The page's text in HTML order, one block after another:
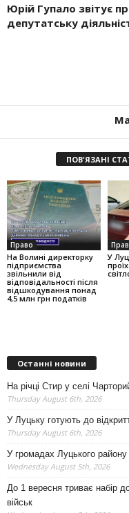
Юрій Гупало звітує
депутатську
ПОВ'ЯЗАНІ
Право
На Волині директорку
підприємства
звільнили від
відповідальності після
відшкодування понад
4,5 млн грн податків
У
Останні новини
На річці Стир у селі
Thursday August 6th, 2026
У Луцьку готують до
Thursday August 6th, 2026
У громадах Луцького району
Wednesday August 5th, 2026
До 1 вересня триває набір
військ